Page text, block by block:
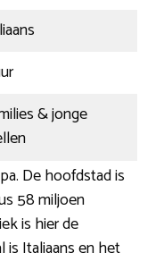
& jonge
De hoofdstad is
58 miljoen
is hier de
is Italiaans en het